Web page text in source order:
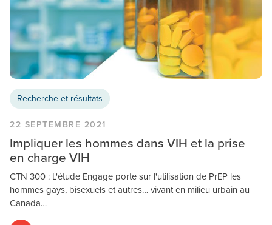
Recherche et résultats
22 SEPTEMBRE 2021
Impliquer les hommes dans VIH et la prise
en charge VIH
CTN 300 : L'étude Engage porte sur l'utilisation de PrEP les
hommes gays, bisexuels et autres… vivant en milieu urbain au
Canada…